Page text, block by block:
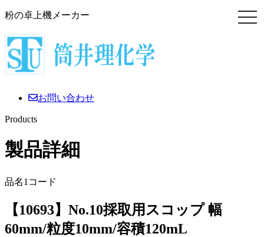
粉の卓上機メーカー
お問い合わせ
Products
製品詳細
品名1コード
【10693】No.10採取用スコップ 幅
60mm/粒度10mm/容積120mL